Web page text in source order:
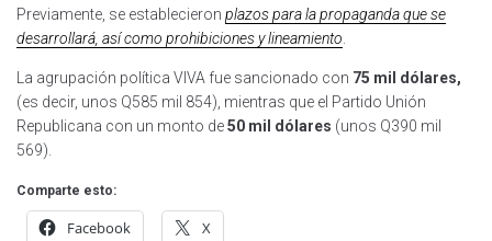
Previamente, se establecieron plazos para la propaganda que se
desarrollará, así como prohibiciones y lineamiento.
La agrupación política VIVA fue sancionado con 75 mil dólares,
(es decir, unos Q585 mil 854), mientras que el Partido Unión
Republicana con un monto de50 mil dólares (unos Q390 mil
569).
Comparte esto:
Facebook X